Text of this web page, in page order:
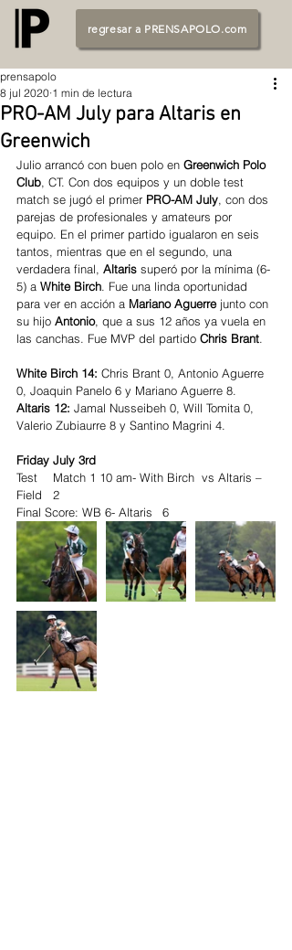
regresar a PRENSAPOLO.com
PRO-AM July para Altaris en
Greenwich
prensapolo
8 jul 2020 1 min de lectura
Julio arrancó con buen polo en Greenwich Polo
Club, CT. Con dos equipos y un doble test
match se jugó el primer PRO-AM July, con dos
parejas de profesionales y amateurs por
equipo. En el primer partido igualaron en seis
tantos, mientras que en el segundo, una
verdadera final, Altaris superó por la mínima (6-
5) a White Birch. Fue una linda oportunidad
para ver en acción a Mariano Aguerre junto con
su hijo Antonio, que a sus 12 años ya vuela en
las canchas. Fue MVP del partido Chris Brant.
White Birch 14: Chris Brant 0, Antonio Aguerre
0, Joaquin Panelo 6 y Mariano Aguerre 8.
Altaris 12: Jamal Nusseibeh 0, Will Tomita 0,
Valerio Zubiaurre 8 y Santino Magrini 4.
Friday July 3rd
Test	Match 1 10 am- With Birch  vs Altaris –
Field	2
Final Score: WB 6- Altaris	6